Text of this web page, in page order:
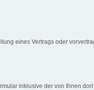
eines Vertrags oder
inklusive der von Ihnen